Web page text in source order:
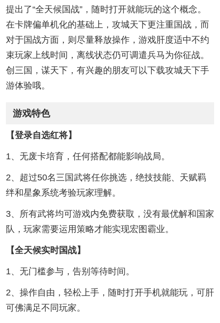
提出了“全天候国战”，随时打开就能玩的这个概念。
在卡牌偏单机化的基础上，攻城天下更注重国战，而
对于国战方面，则尽量释放操作，游戏肝度适中不约
束玩家上线时间，离线状态仍可调遣兵马为你征战。
创三国，谋天下，有兴趣的朋友可以下载攻城天下手
游体验哦。
游戏特色
【登录自选红将】
1、无废卡培育，任何搭配都能影响战局。
2、超过50名三国武将任你挑选，绝技技能、天赋羁
绊和星象系统考验玩家理解。
3、所有武将均可游戏内免费获取，没有最优解和国家
队，玩家需要运用策略才能实现宏图霸业。
【全天候实时国战】
1、无门槛参与，告别等待时间。
2、操作自由，轻松上手，随时打开手机就能玩，可肝
可佛满足不同玩家。